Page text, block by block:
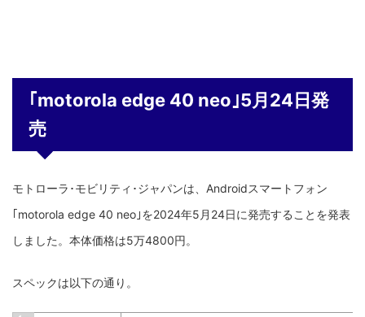
｢motorola edge 40 neo｣5月24日発
売
モトローラ･モビリティ･ジャパンは、Androidスマートフォン
｢motorola edge 40 neo｣を2024年5月24日に発売することを発表
しました。本体価格は5万4800円。
スペックは以下の通り。